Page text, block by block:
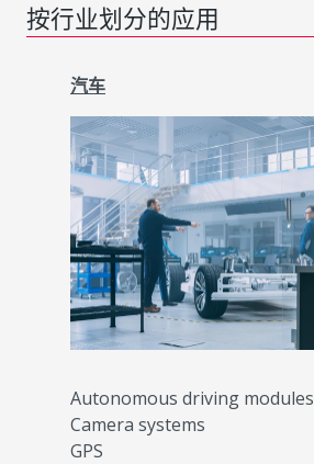
按行业划分的应用
汽车
Autonomous driving modules
Camera systems
GPS